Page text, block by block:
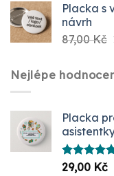
Placka s
návrh
87,00Kč
Nejlépe
Placka
Hodnocení
29,00 Kč